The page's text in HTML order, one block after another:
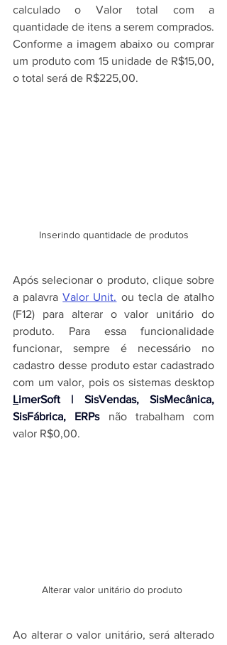
calculado o Valor total com a
quantidade de itens a serem comprados.
Conforme a imagem abaixo ou comprar
um produto com 15 unidade de R$15,00,
o total será de R$225,00.
Inserindo quantidade de produtos
Após selecionar o produto, clique sobre
a palavra Valor Unit. ou tecla de atalho
(F12) para alterar o valor unitário do
produto. Para essa funcionalidade
funcionar, sempre é necessário no
cadastro desse produto estar cadastrado
com um valor, pois os
LimerSoft | SisVendas, SisMecânica,
SisFábrica, ERPs não trabalham com
valor R$0,00.
Alterar valor unitário do produto
Ao alterar o valor unitário, será alterado